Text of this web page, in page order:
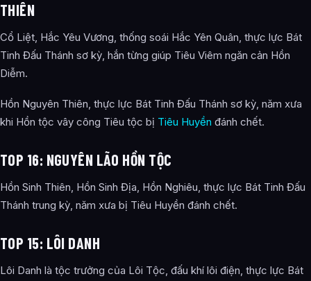
THIÊN
Cổ Liệt, Hắc Yêu Vương, thống soái Hắc Yên Quân, thực lực Bát
Tinh Đấu Thánh sơ kỳ, hắn từng giúp Tiêu Viêm ngăn cản Hồn
Diễm.
Hồn Nguyên Thiên, thực lực Bát Tinh Đấu Thánh sơ kỳ, năm xưa
khi Hồn tộc vây công Tiêu tộc bị Tiêu Huyền đánh chết.
TOP 16: NGUYÊN LÃO HỒN TỘC
Hồn Sinh Thiên, Hồn Sinh Địa, Hồn Nghiêu, thực lực Bát Tinh Đấu
Thánh trung kỳ, năm xưa bị Tiêu Huyền đánh chết.
TOP 15: LÔI DANH
Lôi Danh là tộc trưởng của Lôi Tộc, đấu khí lôi điện, thực lực Bát